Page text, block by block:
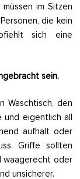
im Sitzen
die kein
sich eine
sein.
Waschtisch, den
und eigentlich all
aufhält oder
Griffe sollten
waagerecht oder
unsicherer.